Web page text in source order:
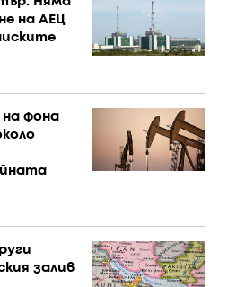
на АЕЦ
фона
залив